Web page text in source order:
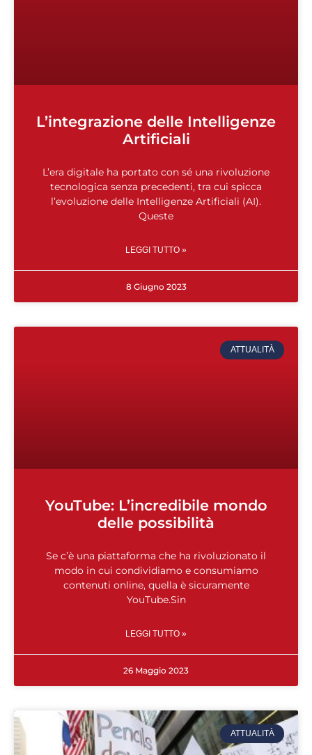
L’integrazione delle Intelligenze
Artificiali
L’era digitale ha portato con sé una rivoluzione
tecnologica senza precedenti, tra cui spicca
l’evoluzione delle Intelligenze Artificiali (AI).
Queste
LEGGI TUTTO »
8 Giugno 2023
ATTUALITÀ
YouTube: L’incredibile mondo
delle possibilità
Se c’è una piattaforma che ha rivoluzionato il
modo in cui condividiamo e consumiamo
contenuti online, quella è sicuramente
YouTube.Sin
LEGGI TUTTO »
26 Maggio 2023
ATTUALITÀ